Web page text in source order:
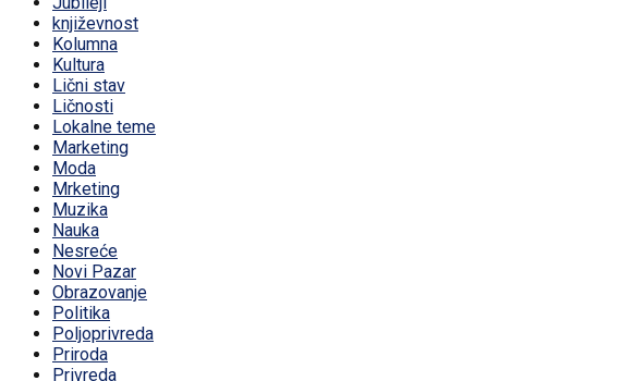
književnost
Kolumna
Kultura
Lični stav
Ličnosti
Lokalne teme
Marketing
Moda
Mrketing
Muzika
Nauka
Nesreće
Novi Pazar
Obrazovanje
Politika
Poljoprivreda
Priroda
Privreda